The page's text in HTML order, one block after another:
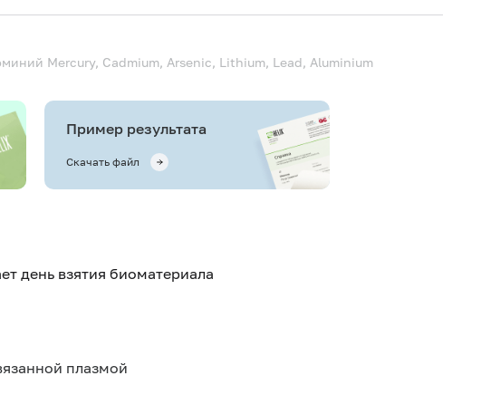
Mercury, Cadmium, Arsenic, Lithium, Lead, Aluminium
Пример результата
Скачать файл
день взятия биоматериала
плазмой